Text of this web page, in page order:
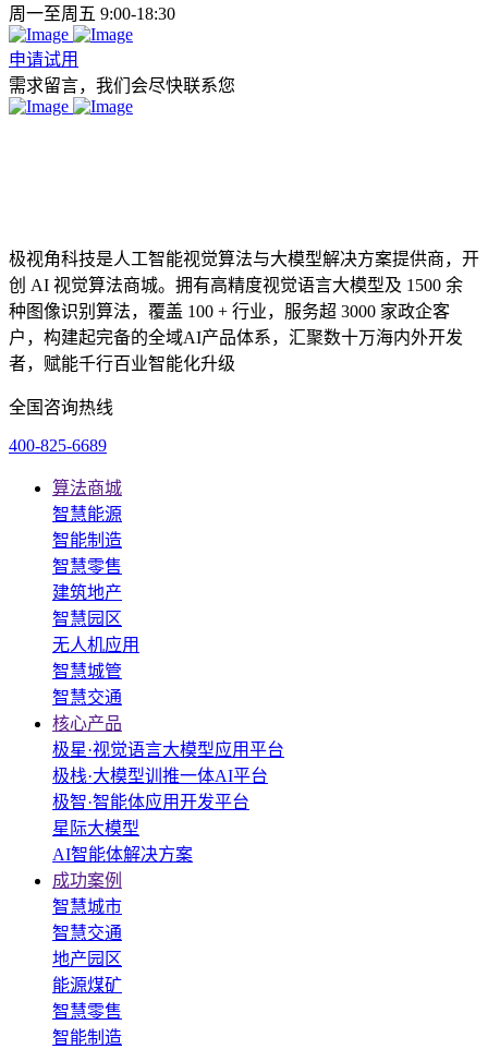
周一至周五 9:00-18:30
申请试用
需求留言，我们会尽快联系您
极视角科技是人工智能视觉算法与大模型解决方案提供商，开
创 AI 视觉算法商城。拥有高精度视觉语言大模型及 1500 余
种图像识别算法，覆盖 100 + 行业，服务超 3000 家政企客
户，构建起完备的全域AI产品体系，汇聚数十万海内外开发
者，赋能千行百业智能化升级
全国咨询热线
400-825-6689
算法商城
智慧能源
智能制造
智慧零售
建筑地产
智慧园区
无人机应用
智慧城管
智慧交通
核心产品
极星·视觉语言大模型应用平台
极栈·大模型训推一体AI平台
极智·智能体应用开发平台
星际大模型
AI智能体解决方案
成功案例
智慧城市
智慧交通
地产园区
能源煤矿
智慧零售
智能制造